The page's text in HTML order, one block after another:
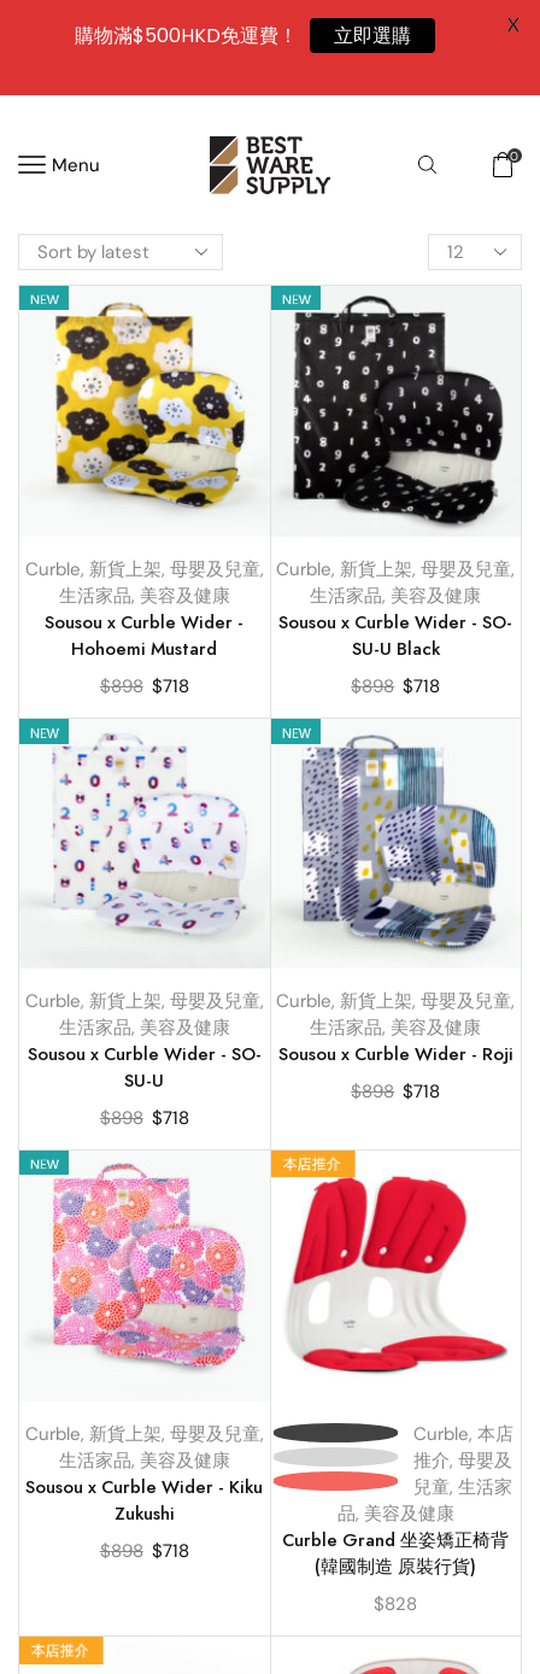
Menu 0
Curble, 新貨上架, 母嬰及兒童,
生活家品, 美容及健康
Sousou x Curble Wider -
Hohoemi Mustard
$898 $718
Curble, 新貨上架,母嬰及兒童,
生活家品, 美容及健康
Sousou x Curble Wider - SO-
SU-U Black
$898 $718
Curble, 新貨上架, 母嬰及兒童,
生活家品, 美容及健康
Sousou x Curble Wider - SO-
SU-U
$898 $718
Curble,新貨上架,母嬰及兒童,
生活家品, 美容及健康
Sousou x Curble Wider - Roji
$898 $718
Curble, 新貨上架, 母嬰及兒童,
生活家品, 美容及健康
Sousou x Curble Wider - Kiku
Zukushi
$898 $718
Curble, 本店
推介,母嬰及
兒童,生活家
品, 美容及健康
Curble Grand 坐姿矯正椅背
(韓國制造 原裝行貨)
$828
購物滿$500HKD免運費！ 立即選購 X